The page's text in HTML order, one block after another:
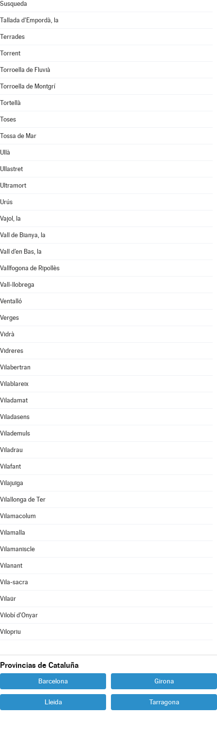
Susqueda
Tallada d'Empordà, la
Terrades
Torrent
Torroella de Fluvià
Torroella de Montgrí
Tortellà
Toses
Tossa de Mar
Ullà
Ullastret
Ultramort
Urús
Vajol, la
Vall de Bianya, la
Vall d'en Bas, la
Vallfogona de Ripollès
Vall-llobrega
Ventalló
Verges
Vidrà
Vidreres
Vilabertran
Vilablareix
Viladamat
Viladasens
Vilademuls
Viladrau
Vilafant
Vilajuïga
Vilallonga de Ter
Vilamacolum
Vilamalla
Vilamaniscle
Vilanant
Vila-sacra
Vilaür
Vilobí d'Onyar
Vilopriu
Provincias de Cataluña
Barcelona Girona
Lleida Tarragona